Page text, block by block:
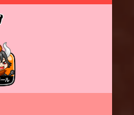
敵をスパイクして地空
パイクのダメージが上
クするまでは、空中キ